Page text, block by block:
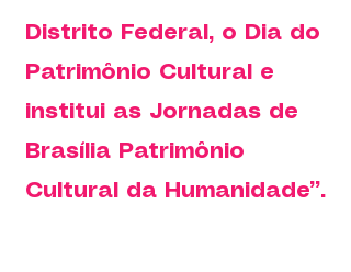
Distrito Federal, o Dia do
Patrimônio Cultural e
institui as Jornadas de
Brasília Patrimônio
Cultural da Humanidade”.